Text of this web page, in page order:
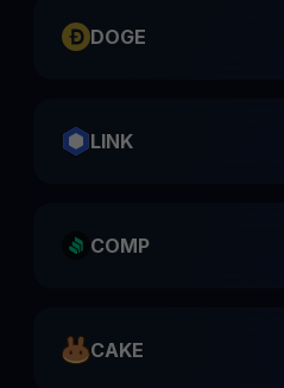
DOGE
LINK
COMP
CAKE